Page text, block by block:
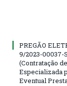
PREGÃO
9/2023-00037-
(Contratação
Especializada
Eventual